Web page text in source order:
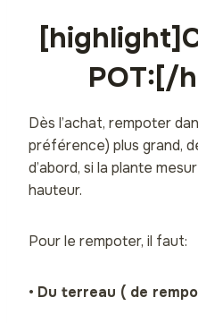
POT:[/
Dès l’achat, rempoter
préférence) plus grand,
d’abord, si la plante
hauteur.
Pour le rempoter, il faut:
• Du terreau ( de